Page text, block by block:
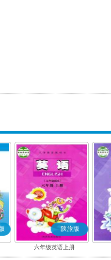
陕旅版
六年级英语上册